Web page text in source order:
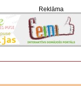
Reklāma